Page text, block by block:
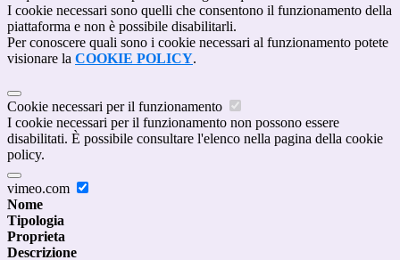
I cookie necessari sono quelli che consentono il funzionamento della
piattaforma e non è possibile disabilitarli.
Per conoscere quali sono i cookie necessari al funzionamento potete
visionare la COOKIE POLICY.
Cookie necessari per il funzionamento
I cookie necessari per il funzionamento non possono essere
disabilitati. È possibile consultare l'elenco nella pagina della cookie
policy.
vimeo.com
Nome
Tipologia
Proprieta
Descrizione